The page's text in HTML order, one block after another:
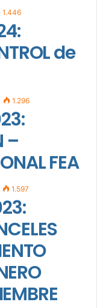
1.446
de
1.296
–
FEA
1.597